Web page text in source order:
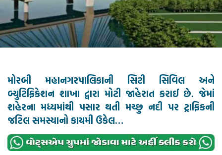
મોરબી મહાનગરપાલિકાની સિટી સિવિલ અને
બ્યુટિફિકેશન શાખા દ્વારા મોટી જાહેરાત કરાઈ છે. જેમાં
શહેરના મધ્યમાંથી પસાર થતી મચ્છુ નદી પર ટ્રાફિકની
જટિલ સમસ્યાનો કાયમી ઉકેલ…